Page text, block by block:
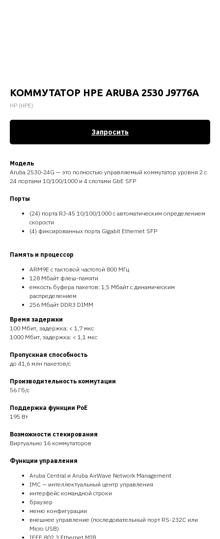
КОММУТАТОР HPE ARUBA 2530 J9776A
HP (HPE)
Запросить
Модель
Aruba 2530-24G — это полностью управляемый коммутатор уровня 2 с
24 портами 10/100/1000 и 4 слотами GbE SFP
Порты
(24) порта RJ-45 10/100/1000 с автоматическим определением
скорости
(4) фиксированных порта Gigabit Ethernet SFP
Память и процессор
ARM9E с тактовой частотой 800 МГц
128 Мбайт флеш-памяти
емкость буфера пакетов: 1,5 Мбайт с динамическим
распределением
256 Мбайт DDR3 DIMM
Время задержки
100 Мбит, задержка: < 1,7 мкс
1000 Мбит, задержка: < 1,1 мкс
Пропускная способность
до 41,6 млн пакетов/с
Производительность коммутации
56 Гб/с
Поддержка функции PoE
195 Вт
Возможности стекирования
Виртуально 16 коммутаторов
Функции управления
Aruba Central и Aruba AirWave Network Management
IMC — интеллектуальный центр управления
интерфейс командной строки
браузер
меню конфигурации
внешнее управление (последовательный порт RS-232C или
Micro USB)
IEEE 802.3 Ethernet MIB